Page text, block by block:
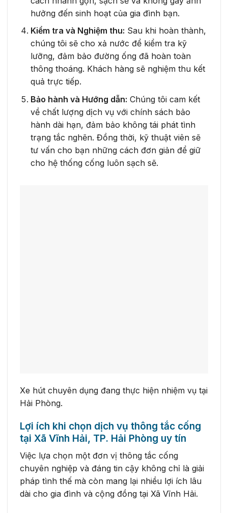
hưởng đến sinh hoạt của gia đình bạn.
Kiểm tra và Nghiệm thu: Sau khi hoàn thành,
chúng tôi sẽ cho xả nước để kiểm tra kỹ
lưỡng, đảm bảo đường ống đã hoàn toàn
thông thoáng. Khách hàng sẽ nghiệm thu kết
quả trực tiếp.
Bảo hành và Hướng dẫn: Chúng tôi cam kết
về chất lượng dịch vụ với chính sách bảo
hành dài hạn, đảm bảo không tái phát tình
trạng tắc nghẽn. Đồng thời, kỹ thuật viên sẽ
tư vấn cho bạn những cách đơn giản để giữ
cho hệ thống cống luôn sạch sẽ.
Xe hút chuyên dụng đang thực hiện nhiệm vụ tại
Hải Phòng.
Lợi ích khi chọn dịch vụ thông tắc cống
tại Xã Vĩnh Hải, TP. Hải Phòng uy tín
Việc lựa chọn một đơn vị thông tắc cống
chuyên nghiệp và đáng tin cậy không chỉ là giải
pháp tình thế mà còn mang lại nhiều lợi ích lâu
dài cho gia đình và cộng đồng tại Xã Vĩnh Hải.